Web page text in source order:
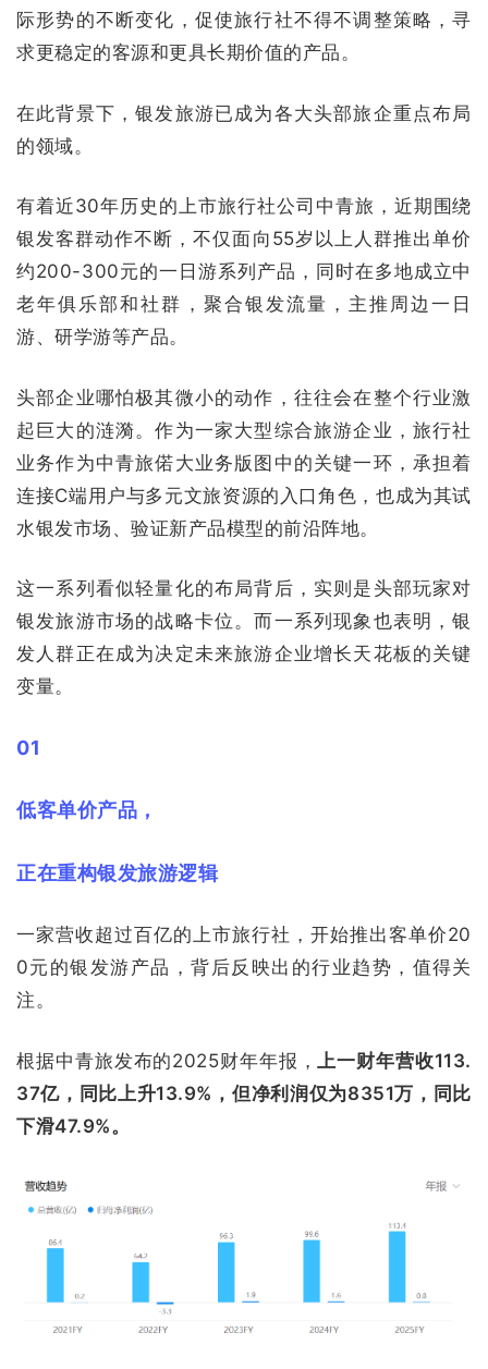
际形势的不断变化，促使旅行社不得不调整策略，寻
求更稳定的客源和更具长期价值的产品。
在此背景下，银发旅游已成为各大头部旅企重点布局
的领域。
有着近30年历史的上市旅行社公司中青旅，近期围绕
银发客群动作不断，不仅面向55岁以上人群推出单价
约200-300元的一日游系列产品，同时在多地成立中
老年俱乐部和社群，聚合银发流量，主推周边一日
游、研学游等产品。
头部企业哪怕极其微小的动作，往往会在整个行业激
起巨大的涟漪。作为一家大型综合旅游企业，旅行社
业务作为中青旅偌大业务版图中的关键一环，承担着
连接C端用户与多元文旅资源的入口角色，也成为其试
水银发市场、验证新产品模型的前沿阵地。
这一系列看似轻量化的布局背后，实则是头部玩家对
银发旅游市场的战略卡位。而一系列现象也表明，银
发人群正在成为决定未来旅游企业增长天花板的关键
变量。
01
低客单价产品，
正在重构银发旅游逻辑
一家营收超过百亿的上市旅行社，开始推出客单价20
0元的银发游产品，背后反映出的行业趋势，值得关
注。
根据中青旅发布的2025财年年报，
上一财年营收113.
37亿，同比上升13.9%，但净利润仅为8351万，同比
下滑47.9%。